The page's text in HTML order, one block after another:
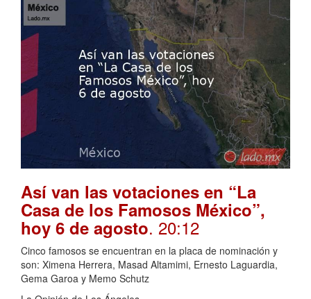
Así van las votaciones en “La
Casa de los Famosos México”,
hoy 6 de agosto. 20:12
Cinco famosos se encuentran en la placa de nominación y
son: Ximena Herrera, Masad Altamimi, Ernesto Laguardia,
Gema Garoa y Memo Schutz